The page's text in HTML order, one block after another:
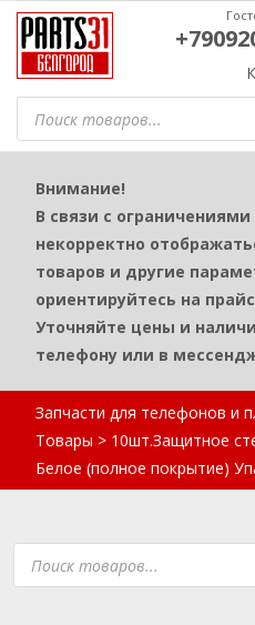
Поиск
товаров
Внимание!
В связи с
некорректно
товаров и другие
ориентируйтесь на
Уточняйте цены и
телефону или в
Запчасти для телефонов и
Товары > 10шт.Защитное
Белое (полное покрытие)
Поиск
товаров